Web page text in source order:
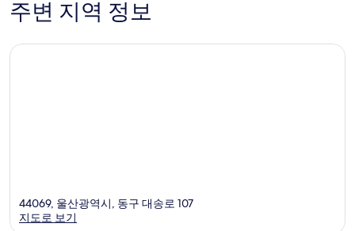
개
주변 지역 정보
44069, 울산광역시, 동구 대송로 107
지도로 보기